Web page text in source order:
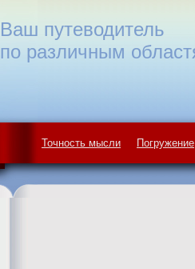
Точность мысли Погружение
Ваш путеводитель
по различным